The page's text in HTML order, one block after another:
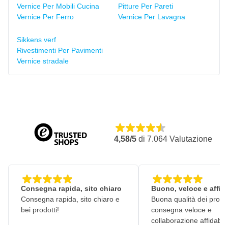
Vernice Per Mobili Cucina
Vernice Per Ferro
Pitture Per Pareti
Vernice Per Lavagna
Sikkens verf
Rivestimenti Per Pavimenti
Vernice stradale
4,58/5 di 7.064 Valutazione
Consegna rapida, sito chiaro
Consegna rapida, sito chiaro e
bei prodotti!
Buono, veloce e
Buona qualità dei
consegna veloce e
collaborazione